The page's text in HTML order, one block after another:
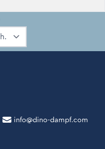
info@dino-dampf.com